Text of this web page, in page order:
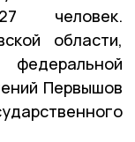
человек.
области,
Первышов